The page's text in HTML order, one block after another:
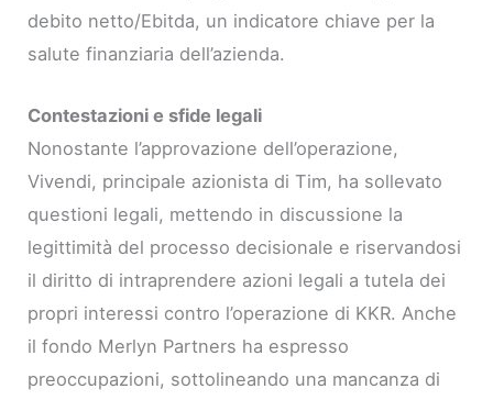
debito netto/Ebitda, un indicatore chiave per la
salute finanziaria dell’azienda.
Contestazioni e sfide legali
Nonostante l’approvazione dell’operazione,
Vivendi, principale azionista di Tim, ha sollevato
questioni legali, mettendo in discussione la
legittimità del processo decisionale e riservandosi
il diritto di intraprendere azioni legali a tutela dei
propri interessi contro l’operazione di KKR. Anche
il fondo Merlyn Partners ha espresso
preoccupazioni, sottolineando una mancanza di